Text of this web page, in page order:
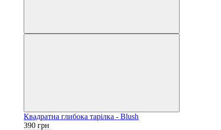
Квадратна глибока тарілка - Blush
390 грн